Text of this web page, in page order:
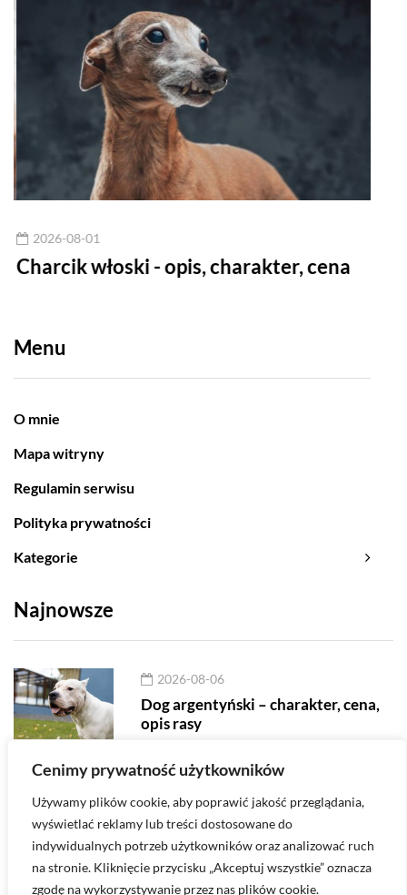
Cenimy prywatność użytkowników
Używamy plików cookie, aby poprawić jakość przeglądania,
wyświetlać reklamy lub treści dostosowane do
indywidualnych potrzeb użytkowników oraz analizować ruch
na stronie. Kliknięcie przycisku „Akceptuj wszystkie” oznacza
zgodę na wykorzystywanie przez nas plików cookie.
2026-08-01
Charcik włoski - opis, charakter, cena
Menu
O mnie
Mapa witryny
Regulamin serwisu
Polityka prywatności
Kategorie
Najnowsze
2026-08-06
Dog argentyński – charakter, cena,
opis rasy
2026-08-06
Goldendoodle
Masz pytanie? Napisz do nas na